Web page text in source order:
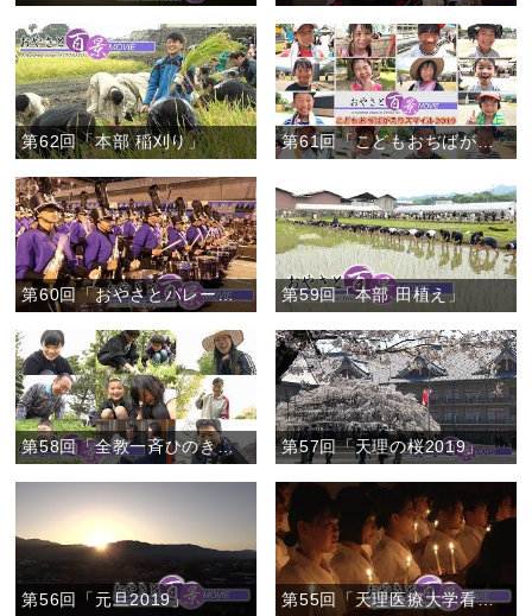
第62回「本部 稲刈り」 第61回「こどもおぢばがえりスマイル2019」
第60回「おやさとパレード2019」 第59回「本部 田植え」
第58回「全教一斉ひのきしんデー2019」 第57回「天理の桜2019」
第56回「元旦2019」 第55回「天理医療大学看護学科 宣誓式」